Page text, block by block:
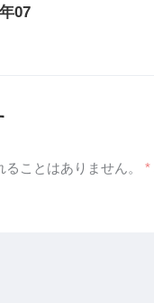
07
ことはありません。 *